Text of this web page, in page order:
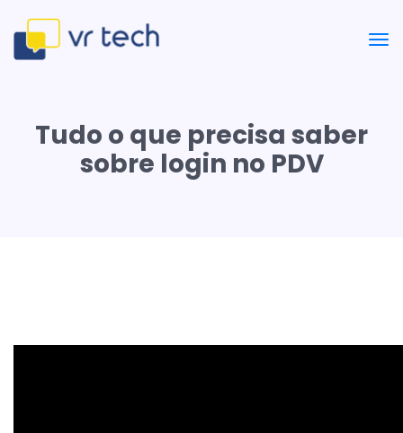
Tudo o que precisa saber
sobre login no PDV